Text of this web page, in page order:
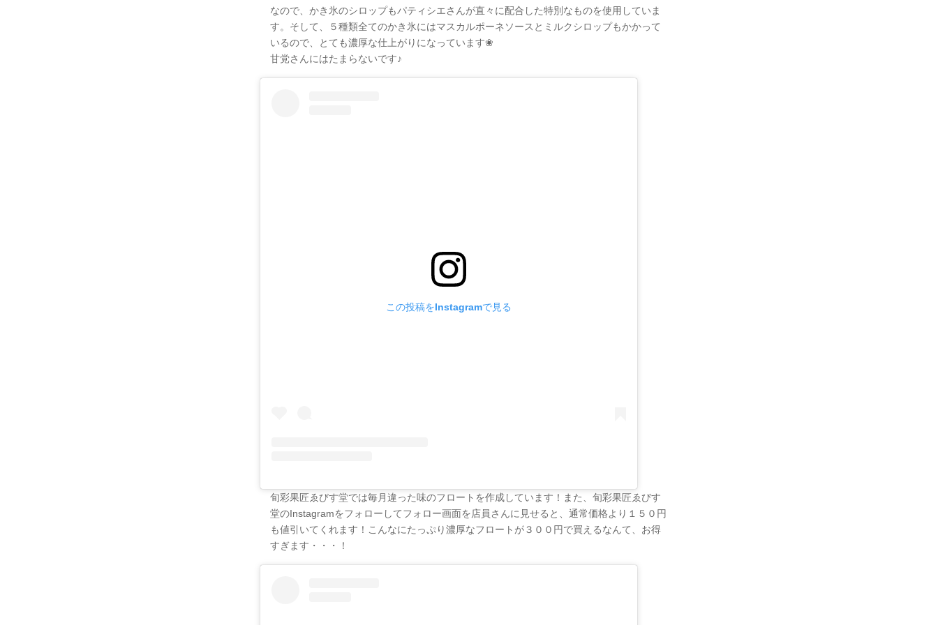
なので、かき氷のシロップもパティシエさんが直々に配合した特別なものを使用していま
す。そして、５種類全てのかき氷にはマスカルポーネソースとミルクシロップもかかって
いるので、とても濃厚な仕上がりになっています❀
甘党さんにはたまらないです♪
この投稿をInstagramで見る
旬彩果匠ゑびす堂では毎月違った味のフロートを作成しています！また、旬彩果匠ゑびす
堂のInstagramをフォローしてフォロー画面を店員さんに見せると、通常価格より１５０円
も値引いてくれます！こんなにたっぷり濃厚なフロートが３００円で買えるなんて、お得
すぎます・・・！